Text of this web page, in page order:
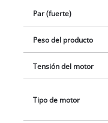
Par (fuerte)
Peso del producto
Tensión del motor
Tipo de motor